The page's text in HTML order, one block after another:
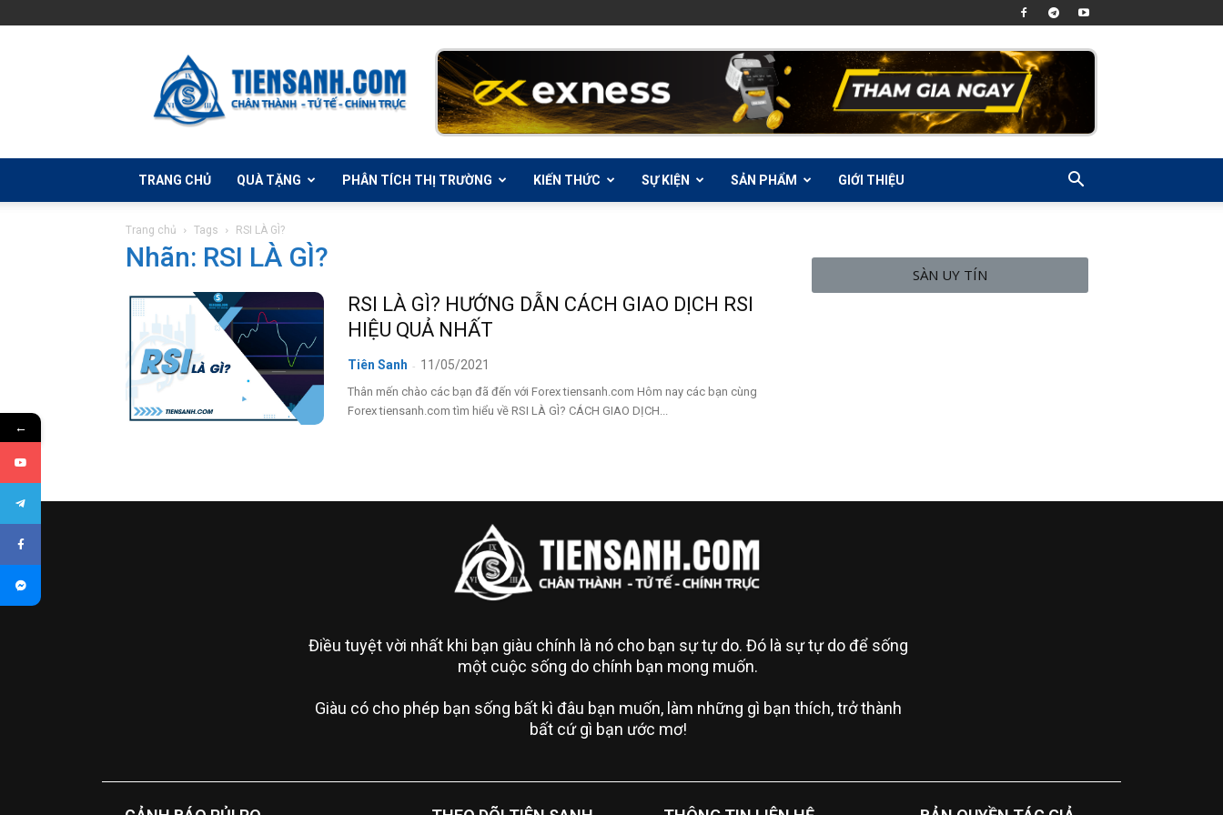
Đầu
Tư
Tiên
Sanh
TRANG CHỦ QUÀ TẶNG PHÂN TÍCH THỊ TRƯỜNG KIẾN THỨC SỰ KIỆN SẢN PHẨM GIỚI THIỆU
Trang chủ Tags RSI LÀ GÌ?
Nhãn: RSI LÀ GÌ?
RSI LÀ GÌ? HƯỚNG DẪN CÁCH GIAO DỊCH RSI
HIỆU QUẢ NHẤT
Tiên Sanh - 11/05/2021
Thân mến chào các bạn đã đến với Forex tiensanh.com Hôm nay các bạn cùng
Forex tiensanh.com tìm hiểu về RSI LÀ GÌ? CÁCH GIAO DỊCH...
SÀN UY TÍN
Điều tuyệt vời nhất khi bạn giàu chính là nó cho bạn sự tự do. Đó là sự tự do để sống
một cuộc sống do chính bạn mong muốn.
Giàu có cho phép bạn sống bất kì đâu bạn muốn, làm những gì bạn thích, trở thành
bất cứ gì bạn ước mơ!
←